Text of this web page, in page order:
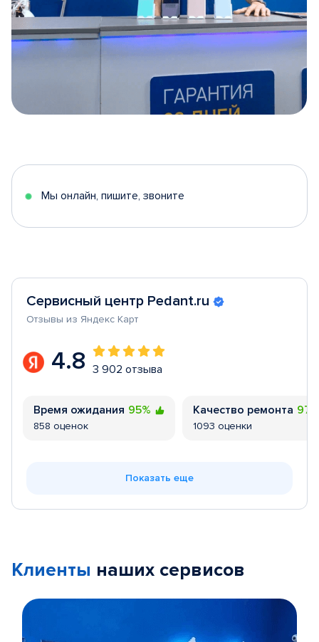
5
Мы онлайн, пишите, звоните
Сервисный центр Pedant.ru
Отзывы из Яндекс Карт
4.8 3 902 отзыва
Время ожидания 95%
858 оценок
Качество ремонта
1093 оценки
Показать еще
Клиенты наших сервисов